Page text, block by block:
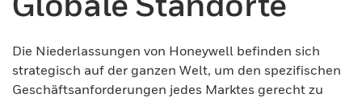
Die Niederlassungen von Honeywell befinden sich
strategisch auf der ganzen Welt, um den spezifischen
Geschäftsanforderungen jedes Marktes gerecht zu